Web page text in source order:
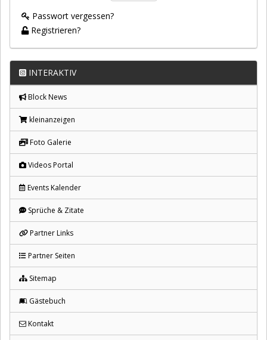
Passwort vergessen?
Registrieren?
INTERAKTIV
Block News
kleinanzeigen
Foto Galerie
Videos Portal
Events Kalender
Sprüche & Zitate
Partner Links
Partner Seiten
Sitemap
Gästebuch
Kontakt